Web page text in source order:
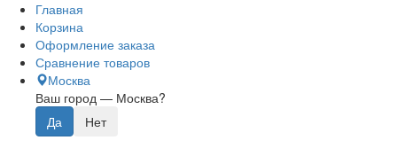
Главная
Корзина
Оформление заказа
Сравнение товаров
Москва
Ваш город — Москва?